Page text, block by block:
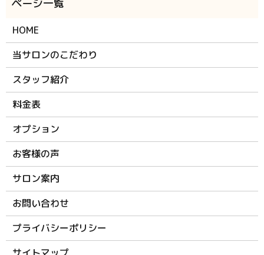
HOME
当サロンのこだわり
スタッフ紹介
料金表
オプション
お客様の声
サロン案内
お問い合わせ
プライバシーポリシー
サイトマップ